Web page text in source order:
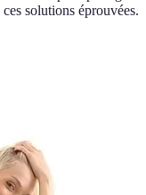
solutions éprouvées.